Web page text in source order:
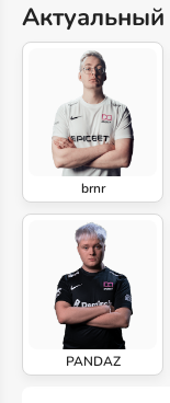
Актуальный
brnr
PANDAZ